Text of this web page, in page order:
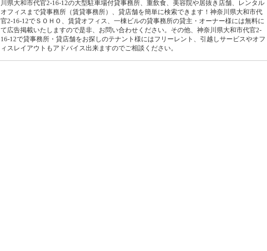
川県大和市代官2-16-12の大型駐車場付貸事務所、重飲食、美容院や居抜き店舗、レンタル
オフィスまで貸事務所（賃貸事務所）、貸店舗を簡単に検索できます！神奈川県大和市代
官2-16-12でＳＯＨＯ、賃貸オフィス、一棟ビルの貸事務所の貸主・オーナー様には無料に
て広告掲載いたしますので是非、お問い合わせください。その他、神奈川県大和市代官2-
16-12で貸事務所・貸店舗をお探しのテナント様にはフリーレント、引越しサービスやオフ
ィスレイアウトもアドバイス出来ますのでご相談ください。